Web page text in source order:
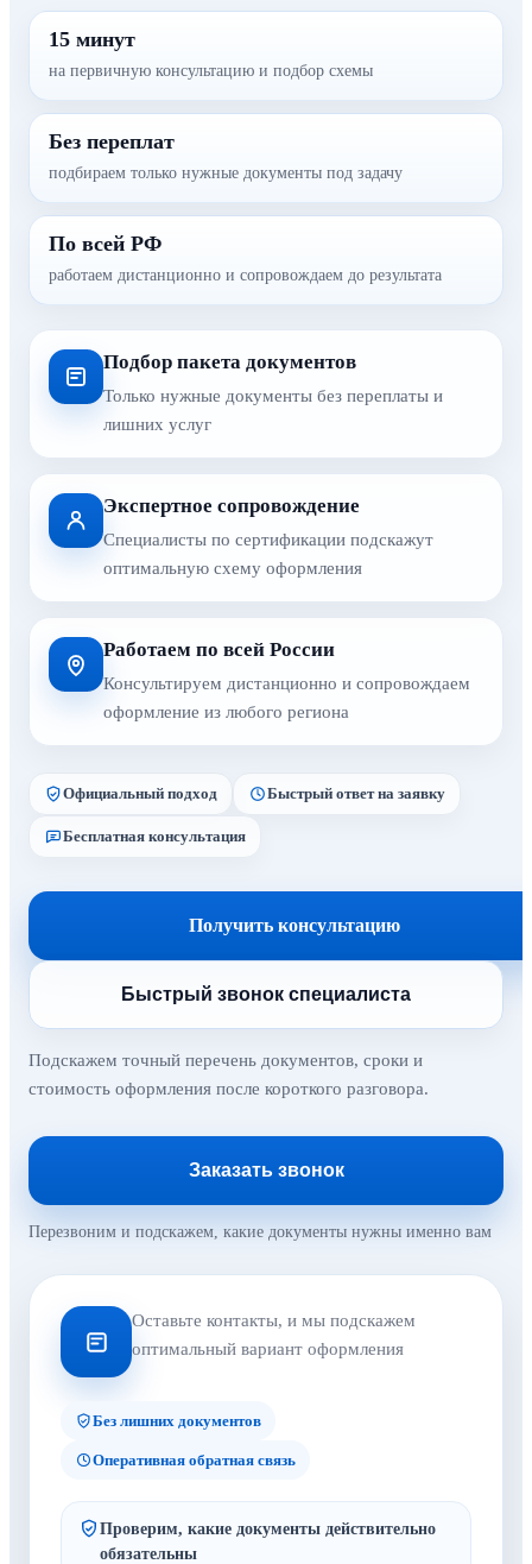
15 минут
на первичную консультацию и подбор схемы
Без переплат
подбираем только нужные документы под задачу
По всей РФ
работаем дистанционно и сопровождаем до результата
Подбор пакета документов
Только нужные документы без переплаты и
лишних услуг
Экспертное сопровождение
Специалисты по сертификации подскажут
оптимальную схему оформления
Работаем по всей России
Консультируем дистанционно и сопровождаем
оформление из любого региона
Официальный подход Быстрый ответ на заявку
Бесплатная консультация
Получить консультацию
Быстрый звонок специалиста
Подскажем точный перечень документов, сроки и
стоимость оформления после короткого разговора.
Заказать звонок
Перезвоним и подскажем, какие документы нужны именно вам
Оставьте контакты, и мы подскажем
оптимальный вариант оформления
Без лишних документов
Оперативная обратная связь
Проверим, какие документы действительно
обязательны